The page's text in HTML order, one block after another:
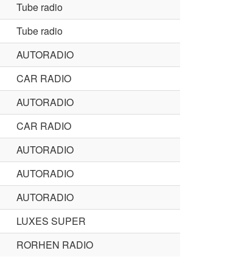
Tube radio
Tube radio
AUTORADIO
CAR RADIO
AUTORADIO
CAR RADIO
AUTORADIO
AUTORADIO
AUTORADIO
LUXES SUPER
RORHEN RADIO